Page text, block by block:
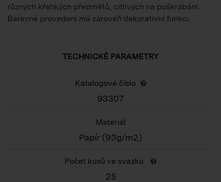
různých křehkých předmětů, citlivých na poškrábání.
Barevné provedení má zároveň dekorativní funkci.
TECHNICKÉ PARAMETRY
Katalogové číslo
93307
Materiál
Papír (93g/m2)
Počet kusů ve svazku
25